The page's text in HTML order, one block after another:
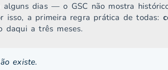
alguns dias — o GSC não mostra
isso, a primeira regra prática de todas:
daqui a três meses.
existe.